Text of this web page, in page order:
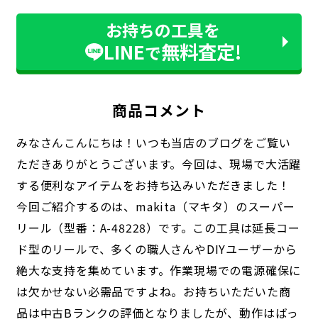
お持ちの工具を
LINEで無料査定!
商品コメント
みなさんこんにちは！いつも当店のブログをご覧い
ただきありがとうございます。今回は、現場で大活躍
する便利なアイテムをお持ち込みいただきました！
今回ご紹介するのは、makita（マキタ）のスーパー
リール（型番：A-48228）です。この工具は延長コー
ド型のリールで、多くの職人さんやDIYユーザーから
絶大な支持を集めています。作業現場での電源確保に
は欠かせない必需品ですよね。お持ちいただいた商
品は中古Bランクの評価となりましたが、動作はばっ